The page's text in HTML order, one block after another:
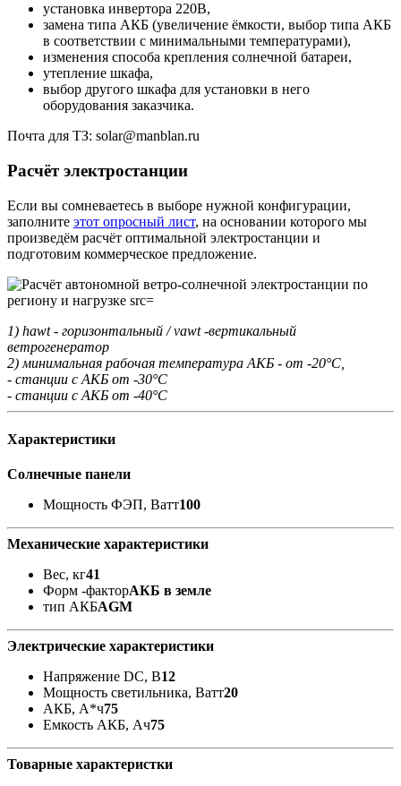
установка инвертора 220В,
замена типа АКБ (увеличение ёмкости, выбор типа АКБ
в соответствии с минимальными температурами),
изменения способа крепления солнечной батареи,
утепление шкафа,
выбор другого шкафа для установки в него
оборудования заказчика.
Почта для ТЗ: solar@manblan.ru
Расчёт электростанции
Если вы сомневаетесь в выборе нужной конфигурации,
заполните этот опросный лист, на основании которого мы
произведём расчёт оптимальной электростанции и
подготовим коммерческое предложение.
1) hawt - горизонтальный / vawt -вертикальный
ветрогенератор
2) минимальная рабочая температура АКБ - от -20°С,
- станции с АКБ от -30°С
- станции с АКБ от -40°С
Характеристики
Солнечные панели
Мощность ФЭП, Ватт100
Механические характеристики
Вес, кг41
Форм -факторАКБ в земле
тип АКБAGM
Электрические характеристики
Напряжение DC, В12
Мощность светильника, Ватт20
АКБ, А*ч75
Емкость АКБ, Ач75
Товарные характеристки